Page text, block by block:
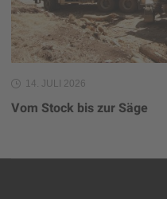
14. JULI 2026
Vom Stock bis zur Säge